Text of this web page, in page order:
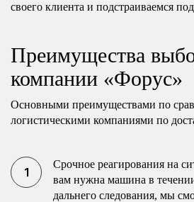
своего клиента и подстраиваемся
Преимущества
компании «Форус»
Основными преимуществами по
логистическими компаниями по
Срочное реагирования на
вам нужна машина в
дальнего следования, мы